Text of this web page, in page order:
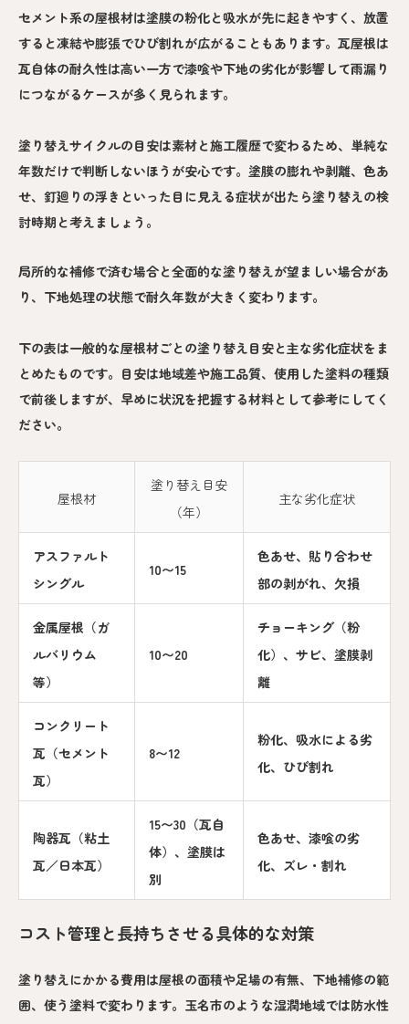
セメント系の屋根材は塗膜の粉化と吸水が先に起きやすく、放置
すると凍結や膨張でひび割れが広がることもあります。瓦屋根は
瓦自体の耐久性は高い一方で漆喰や下地の劣化が影響して雨漏り
につながるケースが多く見られます。
塗り替えサイクルの目安は素材と施工履歴で変わるため、単純な
年数だけで判断しないほうが安心です。塗膜の膨れや剥離、色あ
せ、釘廻りの浮きといった目に見える症状が出たら塗り替えの検
討時期と考えましょう。
局所的な補修で済む場合と全面的な塗り替えが望ましい場合があ
り、下地処理の状態で耐久年数が大きく変わります。
下の表は一般的な屋根材ごとの塗り替え目安と主な劣化症状をま
とめたものです。目安は地域差や施工品質、使用した塗料の種類
で前後しますが、早めに状況を把握する材料として参考にしてく
ださい。
屋根材
塗り替え目安
（年）
主な劣化症状
アスファルト
シングル
10〜15
色あせ、貼り合わせ
部の剥がれ、欠損
金属屋根（ガ
ルバリウム
等）
10〜20
チョーキング（粉
化）、サビ、塗膜剥
離
コンクリート
瓦（セメント
瓦）
8〜12
粉化、吸水による劣
化、ひび割れ
陶器瓦（粘土
瓦／日本瓦）
15〜30（瓦自
体）、塗膜は
別
色あせ、漆喰の劣
化、ズレ・割れ
コスト管理と長持ちさせる具体的な対策
塗り替えにかかる費用は屋根の面積や足場の有無、下地補修の範
囲、使う塗料で変わります。玉名市のような湿潤地域では防水性